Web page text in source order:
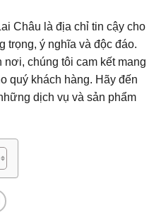
Châu là địa chỉ tin cậy cho
trọng, ý nghĩa và độc đáo.
chúng tôi cam kết mang
quý khách hàng. Hãy đến
dịch vụ và sản phẩm